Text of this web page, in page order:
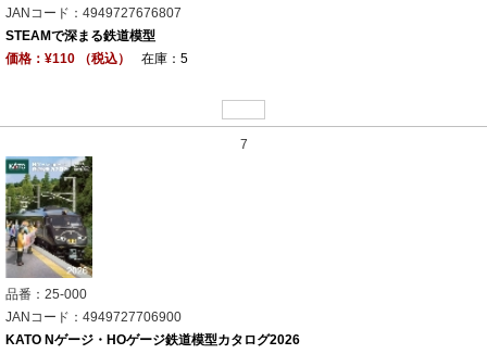
JANコード：4949727676807
STEAMで深まる鉄道模型
価格：¥110 （税込）
在庫：5
7
品番：25-000
JANコード：4949727706900
KATO Nゲージ・HOゲージ鉄道模型カタログ2026